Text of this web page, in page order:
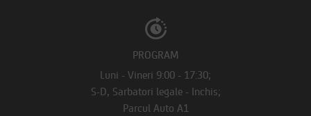
PROGRAM
Luni - Vineri 9:00 - 17:30;
S-D, Sarbatori legale - Inchis;
Parcul Auto A1